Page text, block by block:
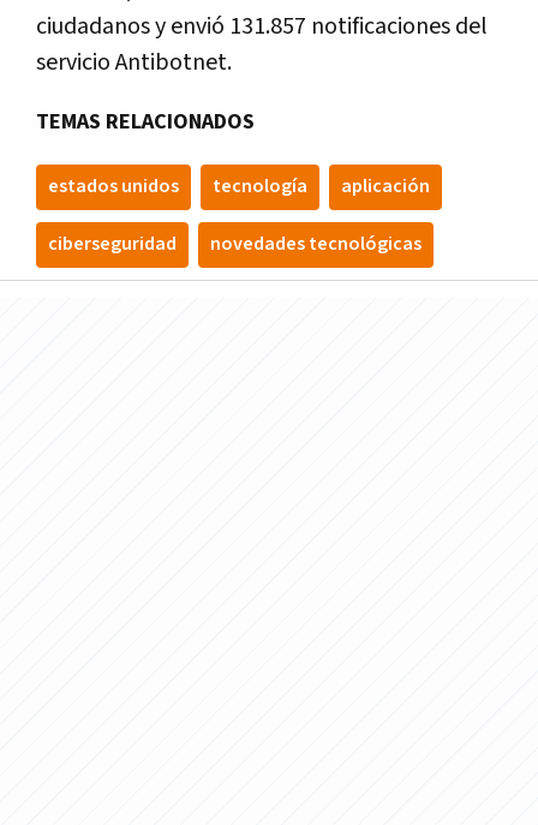
ciudadanos y envió 131.857 notificaciones del
servicio Antibotnet.
TEMAS RELACIONADOS
estados unidos tecnologí­a aplicación
ciberseguridad novedades tecnológicas